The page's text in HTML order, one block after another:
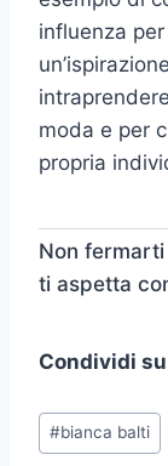
influenza
moda e per
propria
Non
ti aspetta
Condividi
Tag
articolo:
#bianca balti